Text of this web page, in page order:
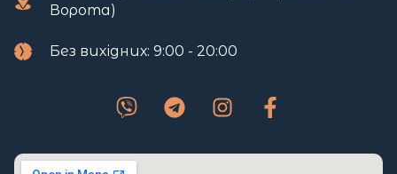
Ворота)
Без вихідних: 9:00 - 20:00